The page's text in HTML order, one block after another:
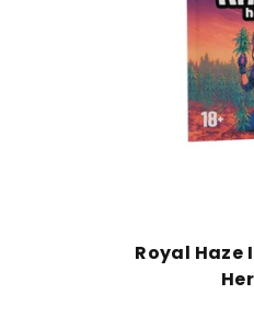
Royal Haze